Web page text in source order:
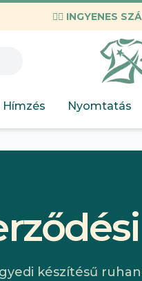
✌🏼 INGYENES
Hímzés Nyomtatás
Panda
DTF Bérnyomtatás
készítésű